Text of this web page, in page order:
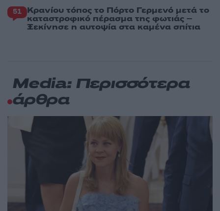
51 Κρανίου τόπος το Πόρτο Γερμενό μετά το
καταστροφικό πέρασμα της φωτιάς –
Ξεκίνησε η αυτοψία στα καμένα σπίτια
Media: Περισσότερα
άρθρα